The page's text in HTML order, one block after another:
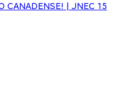
CANADENSE! | JNEC 15